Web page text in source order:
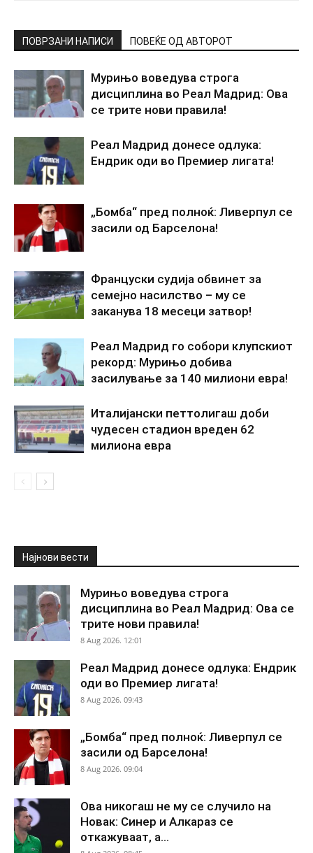
ПОВРЗАНИ НАПИСИ ПОВЕЌЕ ОД АВТОРОТ
Мурињо воведува строга
дисциплина во Реал Мадрид: Ова
се трите нови правила!
Реал Мадрид донесе одлука:
Ендрик оди во Премиер лигата!
„Бомба“ пред полноќ: Ливерпул се
засили од Барселона!
Француски судија обвинет за
семејно насилство – му се
заканува 18 месеци затвор!
Реал Мадрид го собори клупскиот
рекорд: Мурињо добива
засилување за 140 милиони евра!
Италијански петтолигаш доби
чудесен стадион вреден 62
милиона евра
Најнови вести
Мурињо воведува строга
дисциплина во Реал Мадрид: Ова се
трите нови правила!
8 Aug 2026. 12:01
Реал Мадрид донесе одлука: Ендрик
оди во Премиер лигата!
8 Aug 2026. 09:43
„Бомба“ пред полноќ: Ливерпул се
засили од Барселона!
8 Aug 2026. 09:04
Ова никогаш не му се случило на
Новак: Синер и Алкараз се
откажуваат, а...